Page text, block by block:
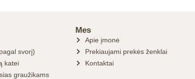
svorį)
katei
graužikams
Mes
Apie įmonė
Prekiaujami prekės ženklai
Kontaktai